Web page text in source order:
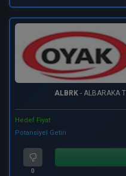
ALBRK- ALBARAKA
Hedef Fiyat
Potansiyel Getiri
0